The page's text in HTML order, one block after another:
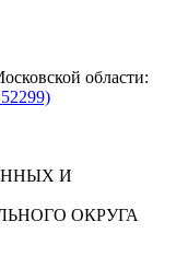
области:
И
ОКРУГА